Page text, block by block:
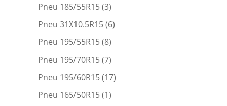
Pneu 185/55R15(3)
Pneu 31X10.5R15(6)
Pneu 195/55R15(8)
Pneu 195/70R15(7)
Pneu 195/60R15(17)
Pneu 165/50R15(1)